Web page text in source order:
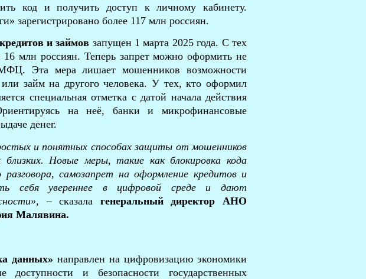
код и получить доступ к личному кабинету.
зарегистрировано более 117 млн россиян.
и займов запущен 1 марта 2025 года. С тех
16 млн россиян. Теперь запрет можно оформить не
Эта мера лишает мошенников возможности
займ на другого человека. У тех, кто оформил
специальная отметка с датой начала действия
на неё, банки и микрофинансовые
денег.
и понятных способах защиты от мошенников
Новые меры, такие как блокировка кода
самозапрет на оформление кредитов и
себя увереннее в цифровой среде и дают
– сказала генеральный директор АНО
Малявина.
данных» направлен на цифровизацию экономики
и безопасности государственных